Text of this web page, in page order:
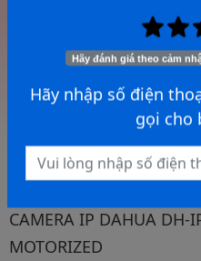
Hình ảnh đại diện của sản
CAMERA IP DAHUA DH-
MOTORIZED
Hãy đánh giá theo cảm
Hãy nhập số điện
gọi cho
Yêu cầu gọi lại